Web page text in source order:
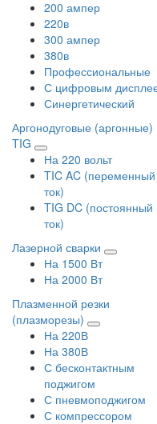
200 ампер
220в
300 ампер
380в
Профессиональные
С цифровым
Синергетический
Аргонодуговые (аргонные)
TIG
На 220 вольт
TIC AC (переменный
ток)
TIG DC (постоянный
ток)
Лазерной сварки
На 1500 Вт
На 2000 Вт
Плазменной резки
(плазморезы)
На 220В
На 380В
С бесконтактным
поджигом
С пневмоподжигом
С компрессором